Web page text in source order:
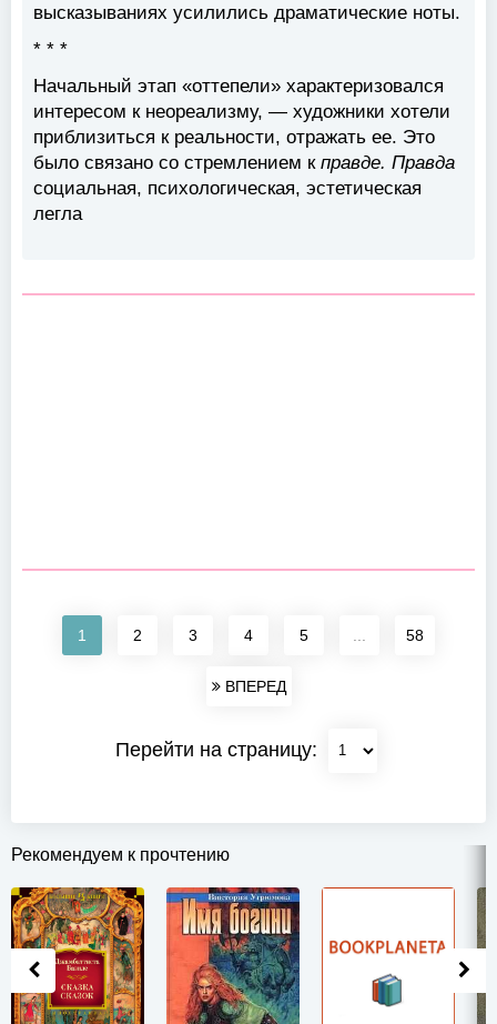
высказываниях усилились драматические ноты.
* * *
Начальный этап «оттепели» характеризовался
интересом к неореализму, — художники хотели
приблизиться к реальности, отражать ее. Это
было связано со стремлением к правде. Правда
социальная, психологическая, эстетическая
легла
1 2 3 4 5 58
ВПЕРЕД
Перейти на страницу:
Рекомендуем к прочтению